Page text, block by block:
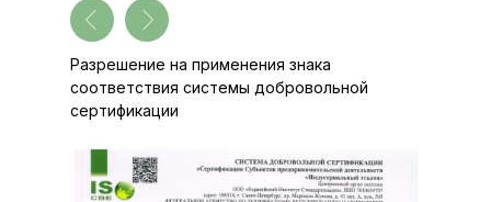
Разрешение на применения знака
соответствия системы добровольной
сертификации